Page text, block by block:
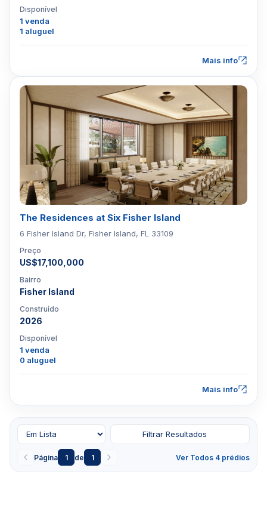
Disponível
1 venda
1 aluguel
Mais info
The Residences at Six Fisher Island
6 Fisher Island Dr, Fisher Island, FL 33109
Preço
US$17,100,000
Bairro
Fisher Island
Construído
2026
Disponível
1 venda
0 aluguel
Mais info
Página 1 de 1 Ver Todos 4 prédios
Filtrar Resultados